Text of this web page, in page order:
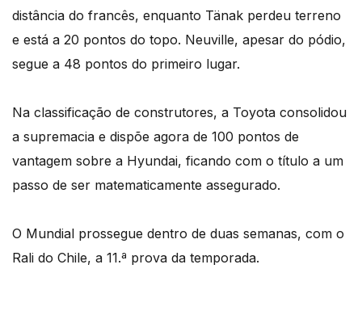
distância do francês, enquanto Tänak perdeu terreno
e está a 20 pontos do topo. Neuville, apesar do pódio,
segue a 48 pontos do primeiro lugar.
Na classificação de construtores, a Toyota consolidou
a supremacia e dispõe agora de 100 pontos de
vantagem sobre a Hyundai, ficando com o título a um
passo de ser matematicamente assegurado.
O Mundial prossegue dentro de duas semanas, com o
Rali do Chile, a 11.ª prova da temporada.